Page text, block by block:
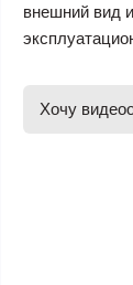
внешний вид
Хочу